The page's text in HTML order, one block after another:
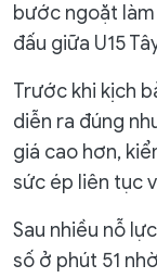
bước ngoặt
đấu giữa U15
Trước khi kịch
diễn ra đúng
giá cao hơn,
sức ép liên tục
Sau nhiều nỗ
số ở phút 51